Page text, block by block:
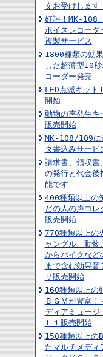
文お受けします
好評！MK-108
ボイスレコーダ
複製サービス
1800種類の効
した超薄型10
コーダー発売
LED点滅キット
開始
動物の声発生キ
販売開始
MK-108/109に
タ書込みサービ
請求書、領収書
の発行と代金後
能です
400種類以上の
どの人の声コレ
販売開始
770種類以上の
ャングル、動物
からバイクなど
まで含む効果音
リ販売開始
160種類以上の
ＢＧＭが豊富！
ディアミュージ
Ｌ１販売開始
150種類以上の
たマルチメディ